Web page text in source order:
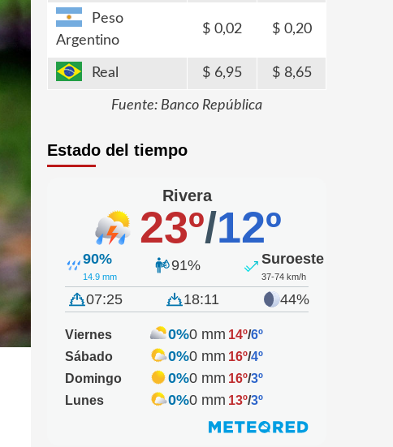
Peso
Argentino
0,02 0,20
Real 6,95 8,65
Fuente: Banco República
Estado del tiempo
Rivera
23º/12º
90%
14.9 mm
91% Suroeste
37-74 km/h
07:25 18:11 44%
Viernes 0%0 mm 14º/6º
Sábado
0%0 mm 16º/4º
Domingo
0%0 mm 16º/3º
Lunes
0%0 mm 13º/3º